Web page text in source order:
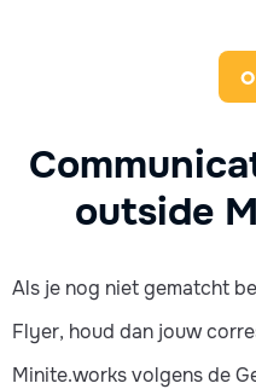
outside
Als je nog niet gematcht
Flyer, houd dan jouw
Minite.works volgens de